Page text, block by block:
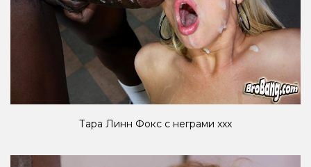
Тара Линн Фокс с неграми xxx